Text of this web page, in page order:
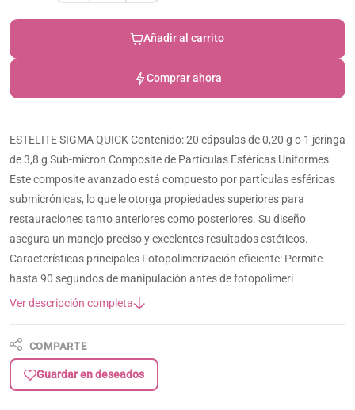
Añadir al carrito
Comprar ahora
ESTELITE SIGMA QUICK Contenido: 20 cápsulas de 0,20 g o 1 jeringa
de 3,8 g Sub-micron Composite de Partículas Esféricas Uniformes
Este composite avanzado está compuesto por partículas esféricas
submicrónicas, lo que le otorga propiedades superiores para
restauraciones tanto anteriores como posteriores. Su diseño
asegura un manejo preciso y excelentes resultados estéticos.
Características principales Fotopolimerización eficiente: Permite
hasta 90 segundos de manipulación antes de fotopolimeri
Ver descripción completa
COMPARTE
Guardar en deseados